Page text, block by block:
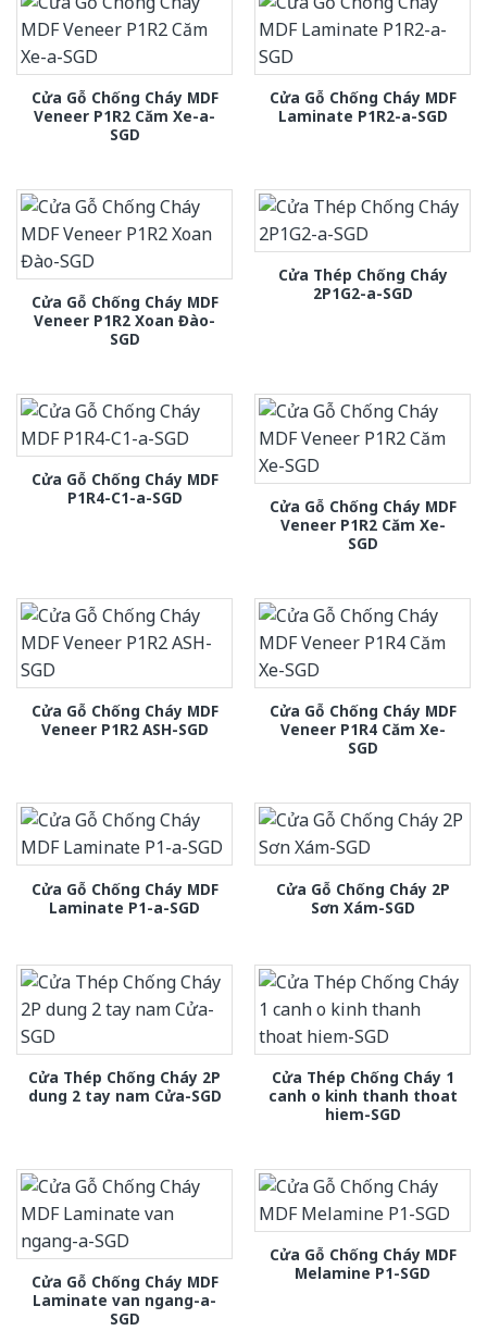
Cửa Gỗ Chống Cháy MDF
Veneer P1R2 Căm Xe-a-
SGD
Cửa Gỗ Chống Cháy MDF
Laminate P1R2-a-SGD
Cửa Gỗ Chống Cháy MDF
Veneer P1R2 Xoan Đào-
SGD
Cửa Thép Chống Cháy
2P1G2-a-SGD
Cửa Gỗ Chống Cháy MDF
P1R4-C1-a-SGD
Cửa Gỗ Chống Cháy MDF
Veneer P1R2 Căm Xe-
SGD
Cửa Gỗ Chống Cháy MDF
Veneer P1R2 ASH-SGD
Cửa Gỗ Chống Cháy MDF
Veneer P1R4 Căm Xe-
SGD
Cửa Gỗ Chống Cháy MDF
Laminate P1-a-SGD
Cửa Gỗ Chống Cháy 2P
Sơn Xám-SGD
Cửa Thép Chống Cháy 2P
dung 2 tay nam Cửa-SGD
Cửa Thép Chống Cháy 1
canh o kinh thanh thoat
hiem-SGD
Cửa Gỗ Chống Cháy MDF
Laminate van ngang-a-
SGD
Cửa Gỗ Chống Cháy MDF
Melamine P1-SGD